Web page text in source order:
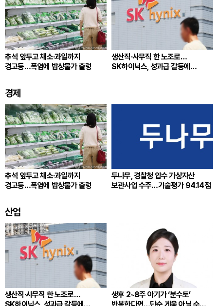
추석 앞두고 채소·과일까지
경고등…폭염에 밥상물가 출렁
생산직·사무직 한 노조로…
SK하이닉스, 성과급 갈등에
경제
추석 앞두고 채소·과일까지
경고등…폭염에 밥상물가 출렁
두나무, 경찰청 압수 가상자산
보관사업 수주…기술평가 94.14점
산업
생산직·사무직 한 노조로…
SK하이닉스, 성과급 갈등에
생후 2~8주 아기가 ‘분수토’
반복한다면…단순 게움 아닐 수